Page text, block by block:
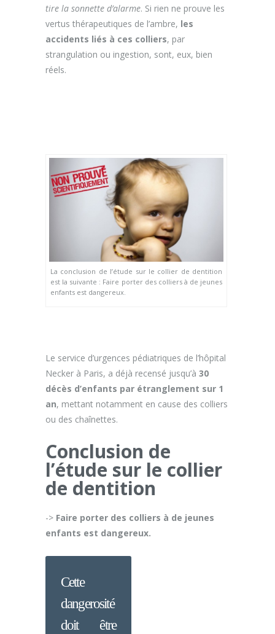
tire la sonnette d’alarme. Si rien ne prouve les
vertus thérapeutiques de l’ambre, les
accidents liés à ces colliers, par
strangulation ou ingestion, sont, eux, bien
réels.
La conclusion de l’étude sur le collier de dentition
est la suivante : Faire porter des colliers à de jeunes
enfants est dangereux.
Le service d’urgences pédiatriques de l’hôpital
Necker à Paris, a déjà recensé jusqu’à 30
décès d’enfants par étranglement sur 1
an, mettant notamment en cause des colliers
ou des chaînettes.
Conclusion de
l’étude sur le collier
de dentition
-> Faire porter des colliers à de jeunes
enfants est dangereux.
Cette
dangerosité
doit être